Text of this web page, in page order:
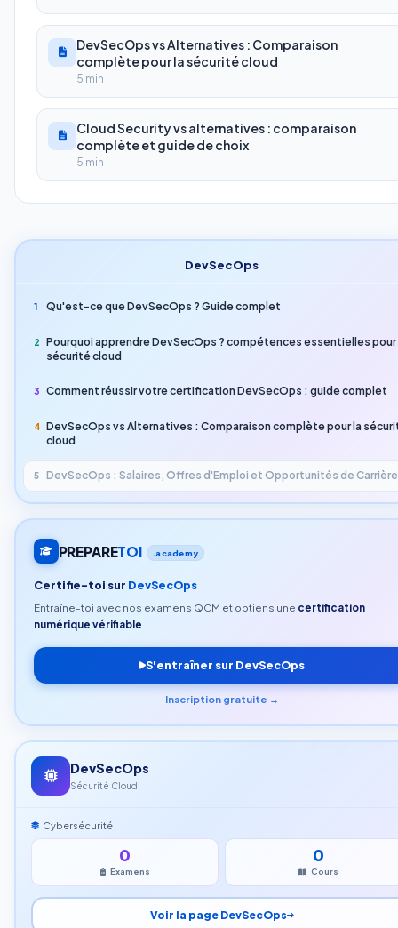
DevSecOps vs Alternatives : Comparaison
complète pour la sécurité cloud
5 min
Cloud Security vs alternatives : comparaison
complète et guide de choix
5 min
DevSecOps
1 Qu'est-ce que DevSecOps ? Guide complet
2
Pourquoi apprendre DevSecOps ? compétences essentielles pour
sécurité cloud
3 Comment réussir votre certification DevSecOps : guide complet
4 DevSecOps vs Alternatives : Comparaison complète pour la
cloud
5 DevSecOps : Salaires, Offres d'Emploi et Opportunités de Carrière
PREPARETOI .academy
Certifie-toi sur DevSecOps
Entraîne-toi avec nos examens QCM et obtiens une certification
numérique vérifiable.
S'entraîner sur DevSecOps
Inscription gratuite →
DevSecOps
Sécurité Cloud
Cybersécurité
0
Examens
0
Cours
Voir la page DevSecOps